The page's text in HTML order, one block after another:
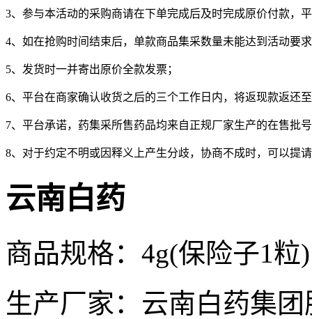
3、参与本活动的采购商请在下单完成后及时完成原价付款，
4、如在抢购时间结束后，单款商品集采数量未能达到活动要
5、发货时一并寄出原价全款发票；
6、平台在商家确认收货之后的三个工作日内，将返现款返还
7、平台承诺，药集采所售药品均来自正规厂家生产的在售批
8、对于约定不明或因释义上产生分歧，协商不成时，可以提
云南白药
商品规格：4g(保险子1粒)
生产厂家：云南白药集